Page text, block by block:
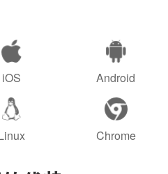
iOS Android
Chrome